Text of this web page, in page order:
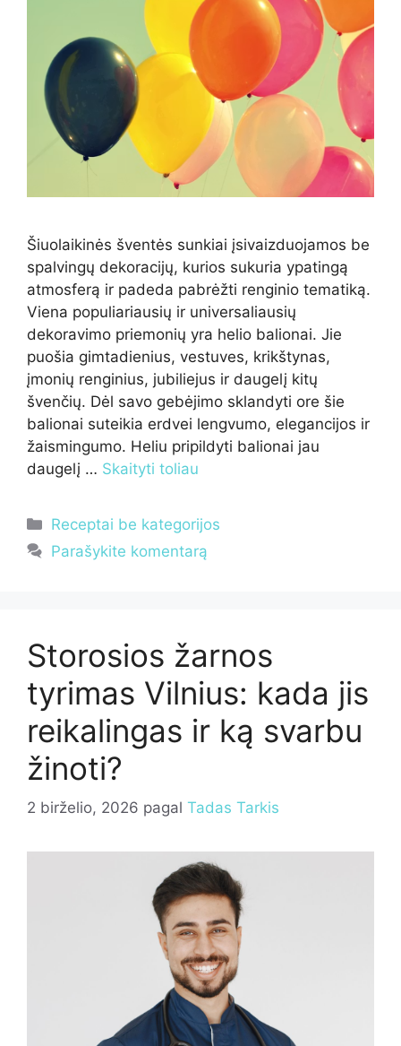
Šiuolaikinės šventės sunkiai įsivaizduojamos be
spalvingų dekoracijų, kurios sukuria ypatingą
atmosferą ir padeda pabrėžti renginio tematiką.
Viena populiariausių ir universaliausių
dekoravimo priemonių yra helio balionai. Jie
puošia gimtadienius, vestuves, krikštynas,
įmonių renginius, jubiliejus ir daugelį kitų
švenčių. Dėl savo gebėjimo sklandyti ore šie
balionai suteikia erdvei lengvumo, elegancijos ir
žaismingumo. Heliu pripildyti balionai jau
daugelį … Skaityti toliau
Kategorijos
Receptai be kategorijos
Parašykite komentarą
Storosios žarnos
tyrimas Vilnius: kada jis
reikalingas ir ką svarbu
žinoti?
2 birželio, 2026 pagal Tadas Tarkis